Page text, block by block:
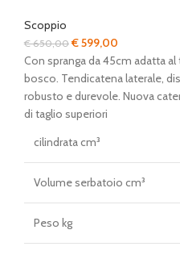
Scoppio
€650,00Il
prezzo
originale
era:
€ 650,00.
€599,00
prezzo
attuale
è:
Con spranga da 45cm adatta
bosco. Tendicatena laterale,
robusto e durevole. Nuova
di taglio superiori
cilindrata cm³
Volume serbatoio cm³
Peso kg